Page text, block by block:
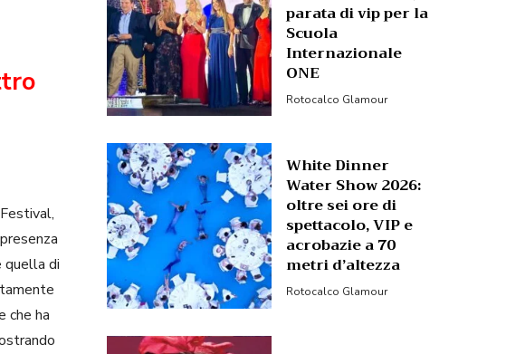
quella di
che ha
parata di vip per la
Scuola
Internazionale
ONE
Rotocalco Glamour
White Dinner
Water Show 2026:
oltre sei ore di
spettacolo, VIP e
acrobazie a 70
metri d’altezza
Rotocalco Glamour